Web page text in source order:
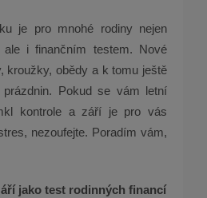
je pro mnohé rodiny nejen
ale i finančním testem. Nové
kroužky, obědy a k tomu ještě
Pokud se vám letní
kontrole a září je pro vás
nezoufejte. Poradím vám,
jako test rodinných financí